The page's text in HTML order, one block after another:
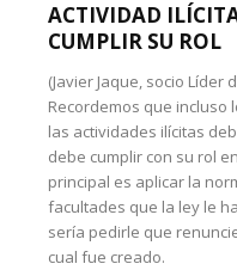
ACTIVIDAD
CUMPLIR SU ROL
(Javier Jaque, socio Líder
Recordemos que incluso
las actividades ilícitas
debe cumplir con su rol
principal es aplicar la
facultades que la ley le
sería pedirle que
cual fue creado.